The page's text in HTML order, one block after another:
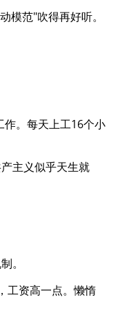
模范"吹得再好听。
作。每天上工16个小
主义似乎天生就
。
工资高一点。懒惰